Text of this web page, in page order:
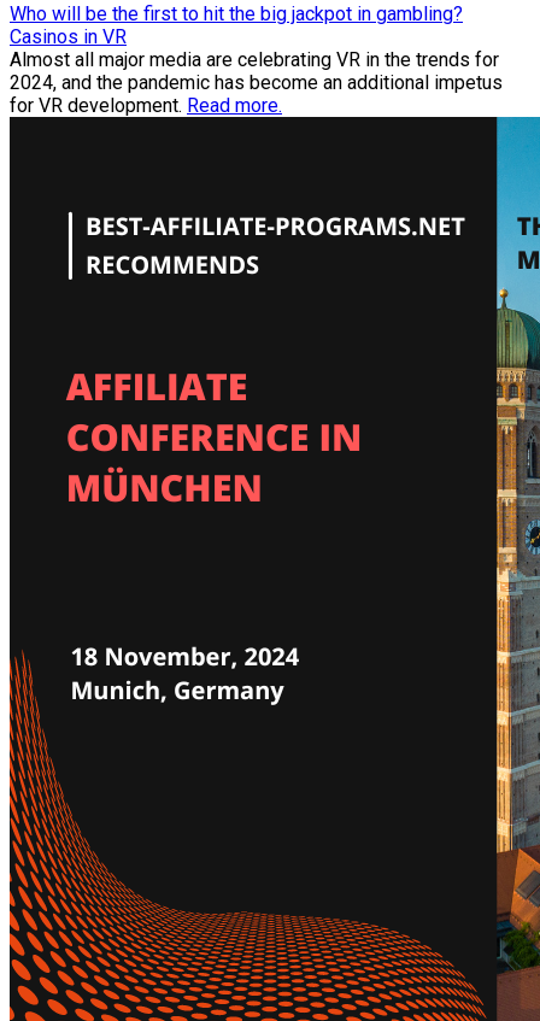
Who will be the first to hit the big jackpot in gambling?
Casinos in VR
Almost all major media are celebrating VR in the trends for
2024, and the pandemic has become an additional impetus
for VR development. Read more.